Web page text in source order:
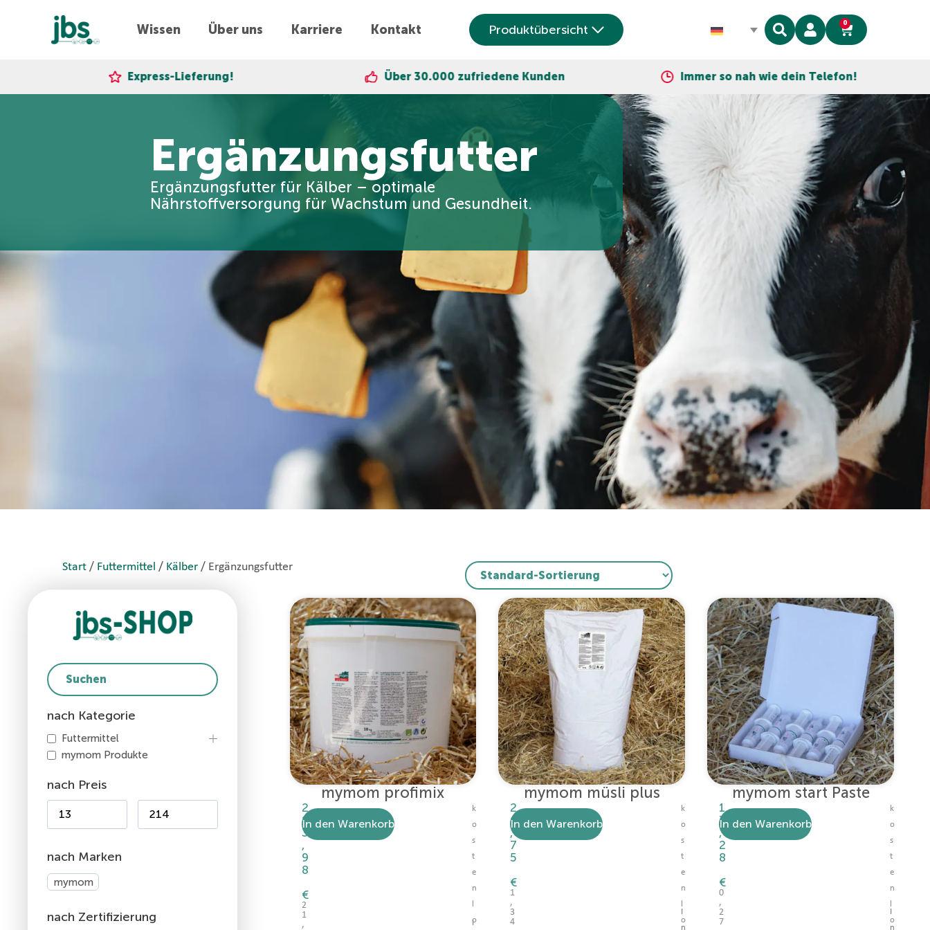
Wissen Über uns Karriere Kontakt Produktübersicht 0
Express-Lieferung! Über 30.000 zufriedene Kunden Immer so nah wie dein Telefon!
Ergänzungsfutter
Ergänzungsfutter für Kälber – optimale
Nährstoffversorgung für Wachstum und Gesundheit.
Start / Futtermittel / Kälber / Ergänzungsfutter
nach Kategorie
Futtermittel
mymom Produkte
nach Preis
nach Marken
mymom
nach Zertifizierung
mymom profimix
2
1
3
,
9
8
€
2
1
,
In den Warenkorb
I
k
o
s
t
e
n
o
mymom müsli plus
2
6
,
7
5
€
1
,
3
4
In den Warenkorb
n
k
o
s
t
e
n
o
mymom start Paste
1
3
,
2
8
€
0
,
2
7
In den Warenkorb
n
k
o
s
t
e
n
o